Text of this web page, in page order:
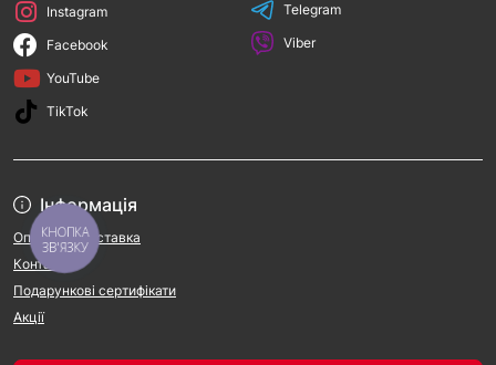
Інформація
Оплата та доставка
Контакти
Подарункові сертифікати
Акції
Instagram
Facebook
YouTube
TikTok
Telegram
Viber
КНОПКА
ЗВ'ЯЗКУ